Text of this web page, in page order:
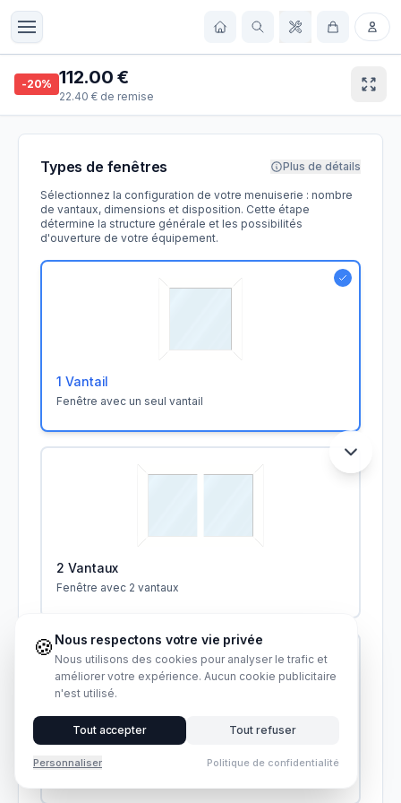
-20% 112.00 €
22.40 € de remise
Types de fenêtres Plus de détails
Sélectionnez la configuration de votre menuiserie : nombre
de vantaux, dimensions et disposition. Cette étape
détermine la structure générale et les possibilités
d'ouverture de votre équipement.
1 Vantail
Fenêtre avec un seul vantail
2 Vantaux
Fenêtre avec 2 vantaux
🍪 Nous respectons votre vie privée
Nous utilisons des cookies pour analyser le trafic et
améliorer votre expérience. Aucun cookie publicitaire
n'est utilisé.
Tout accepter Tout refuser
Personnaliser Politique de confidentialité